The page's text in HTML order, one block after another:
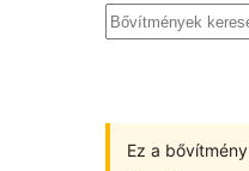
Bővítmények
Ez a bővítmény